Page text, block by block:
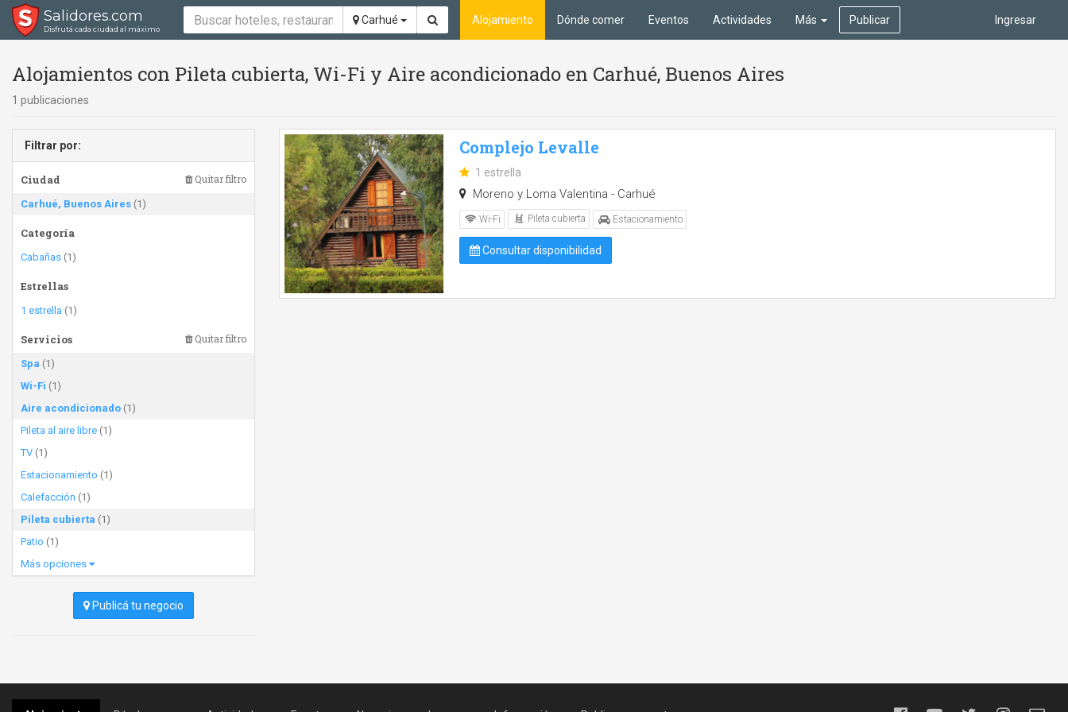
Salidores.com
Disfrutá cada ciudad al máximo
Carhué Ingresar
Alojamiento Dónde comer Eventos Actividades Más Publicar
Alojamientos con Pileta cubierta, Wi-Fi y Aire acondicionado en Carhué, Buenos Aires
1 publicaciones
Filtrar por:
Ciudad Quitar filtro
Carhué, Buenos Aires (1)
Categoría
Cabañas (1)
Estrellas
1 estrella (1)
Servicios Quitar filtro
Spa (1)
Wi-Fi (1)
Aire acondicionado (1)
Pileta al aire libre (1)
TV (1)
Estacionamiento (1)
Calefacción (1)
Pileta cubierta (1)
Patio (1)
Más opciones
Publicá tu negocio
Complejo Levalle
1 estrella
Moreno y Loma Valentina - Carhué
Wi-Fi Pileta cubierta Estacionamiento
Consultar disponibilidad